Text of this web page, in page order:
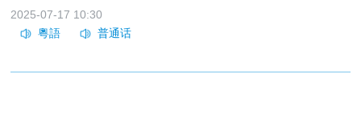
2025-07-17 10:30